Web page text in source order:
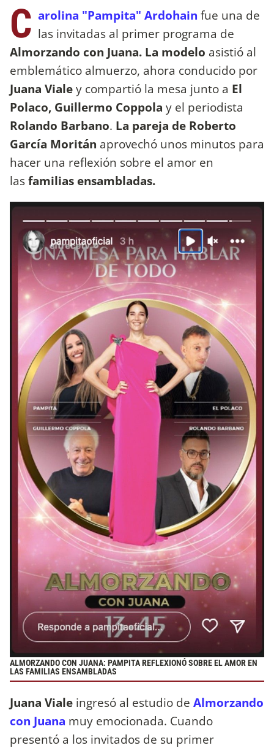
C arolina "Pampita" Ardohain fue una de
las invitadas al primer programa de
Almorzando con Juana. La modelo asistió al
emblemático almuerzo, ahora conducido por
Juana Vialey compartió la mesa junto a El
Polaco, Guillermo Coppola y el periodista
Rolando Barbano. La pareja de Roberto
García Moritán aprovechó unos minutos para
hacer una reflexión sobre el amor en
lasfamilias ensambladas.
ALMORZANDO CON JUANA: PAMPITA REFLEXIONÓ SOBRE EL AMOR EN
LAS FAMILIAS ENSAMBLADAS
Juana Viale ingresó al estudio de Almorzando
con Juana muy emocionada. Cuando
presentó a los invitados de su primer